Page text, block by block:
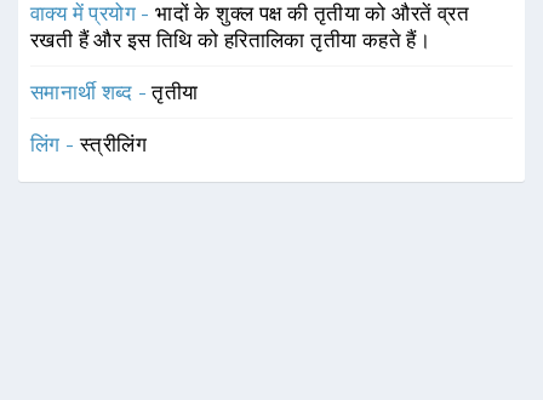
वाक्य में प्रयोग -भादों के शुक्ल पक्ष की तृतीया को औरतें व्रत
रखती हैं और इस तिथि को हरितालिका तृतीया कहते हैं।
समानार्थी शब्द -तृतीया
लिंग -स्त्रीलिंग